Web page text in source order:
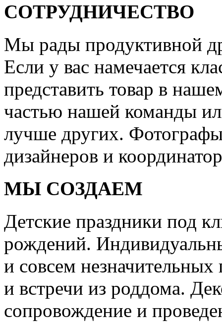
СОТРУДНИЧЕСТВО
Мы рады продуктивной
Если у вас намечается
представить товар в
частью нашей команды
лучше других.
дизайнеров и
МЫ СОЗДАЕМ
Детские праздники под
рождений.
и совсем
и встречи из роддома.
сопровождение и